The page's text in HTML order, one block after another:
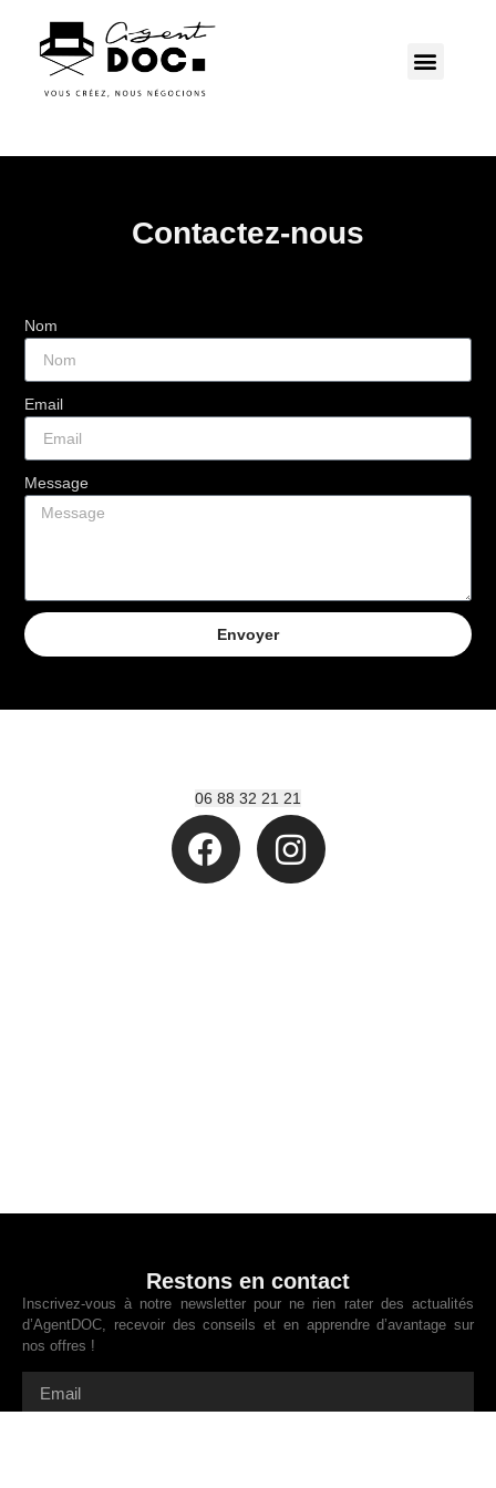
Contactez-nous
Nom
Email
Message
Envoyer
06 88 32 21 21
Restons en contact
Inscrivez-vous à notre newsletter pour ne rien rater des actualités
d’AgentDOC, recevoir des conseils et en apprendre d’avantage sur
nos offres !